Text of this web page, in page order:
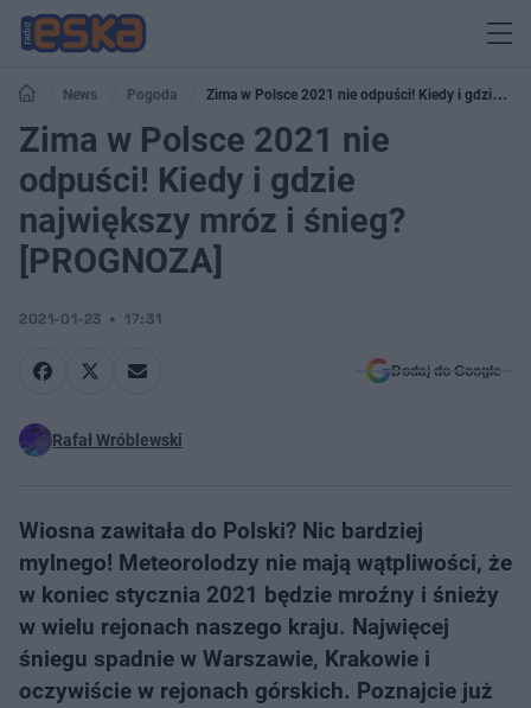
News Pogoda
Zima w Polsce 2021 nie odpuści! Kiedy i gdzie
największy mróz i śnieg? [PROGNOZA]
Zima w Polsce 2021 nie
odpuści! Kiedy i gdzie
największy mróz i śnieg?
[PROGNOZA]
2021-01-23 17:31
Dodaj do Google
Rafał Wróblewski
Wiosna zawitała do Polski? Nic bardziej
mylnego! Meteorolodzy nie mają wątpliwości, że
w koniec stycznia 2021 będzie mroźny i śnieży
w wielu rejonach naszego kraju. Najwięcej
śniegu spadnie w Warszawie, Krakowie i
oczywiście w rejonach górskich. Poznajcie już